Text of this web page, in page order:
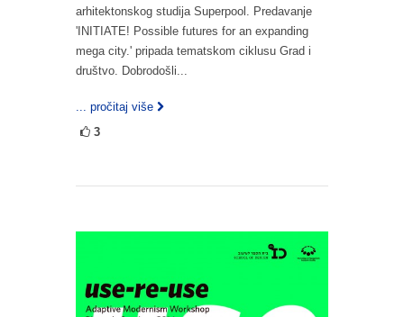
arhitektonskog studija Superpool. Predavanje
'INITIATE! Possible futures for an expanding
mega city.' pripada tematskom ciklusu Grad i
društvo. Dobrodošli...
... pročitaj više
3